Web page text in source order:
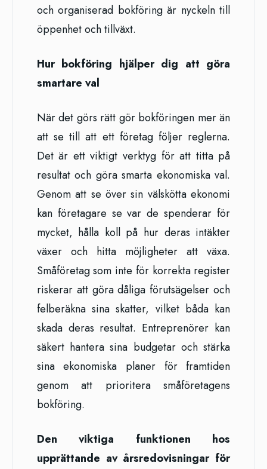
och organiserad bokföring är nyckeln till
öppenhet och tillväxt.
Hur bokföring hjälper dig att göra
smartare val
När det görs rätt gör bokföringen mer än
att se till att ett företag följer reglerna.
Det är ett viktigt verktyg för att titta på
resultat och göra smarta ekonomiska val.
Genom att se över sin välskötta ekonomi
kan företagare se var de spenderar för
mycket, hålla koll på hur deras intäkter
växer och hitta möjligheter att växa.
Småföretag som inte för korrekta register
riskerar att göra dåliga förutsägelser och
felberäkna sina skatter, vilket båda kan
skada deras resultat. Entreprenörer kan
säkert hantera sina budgetar och stärka
sina ekonomiska planer för framtiden
genom att prioritera småföretagens
bokföring.
Den viktiga funktionen hos
upprättande av årsredovisningar för